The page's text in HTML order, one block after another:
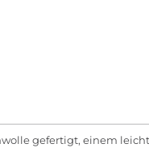
gefertigt, einem